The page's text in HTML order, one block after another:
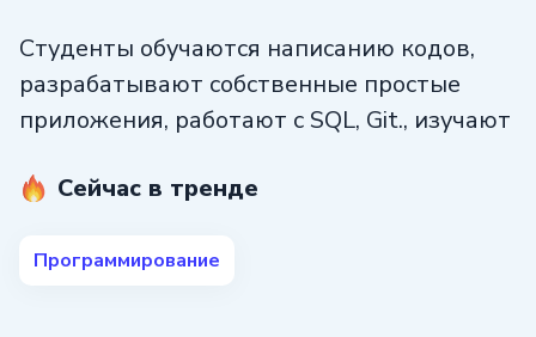
Студенты обучаются написанию кодов,
разрабатывают собственные простые
приложения, работают с SQL, Git., изучают
разработки, реализации задач, связанных
выпускников есть несколько готовых
Сейчас в тренде
Программирование